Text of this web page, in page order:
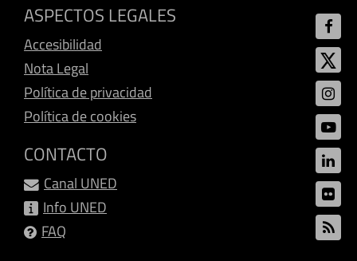
ASPECTOS LEGALES
Accesibilidad
Nota Legal
Política de privacidad
Política de cookies
CONTACTO
Canal UNED
Info UNED
FAQ